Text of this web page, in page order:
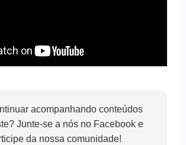
acompanhando conteúdos
Junte-se a nós no Facebook e
da nossa comunidade!